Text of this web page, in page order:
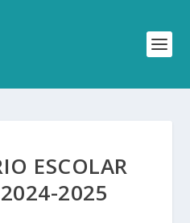
ESCOLAR
2025